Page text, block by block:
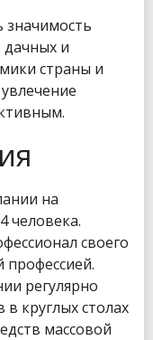
значимость
дачных и
страны и
на
человека.
своего
профессией.
регулярно
в круглых столах
массовой